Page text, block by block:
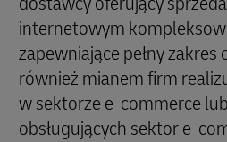
internetowym
zapewniające pełny zakres
również mianem firm
w sektorze e-commerce
obsługujących sektor e-